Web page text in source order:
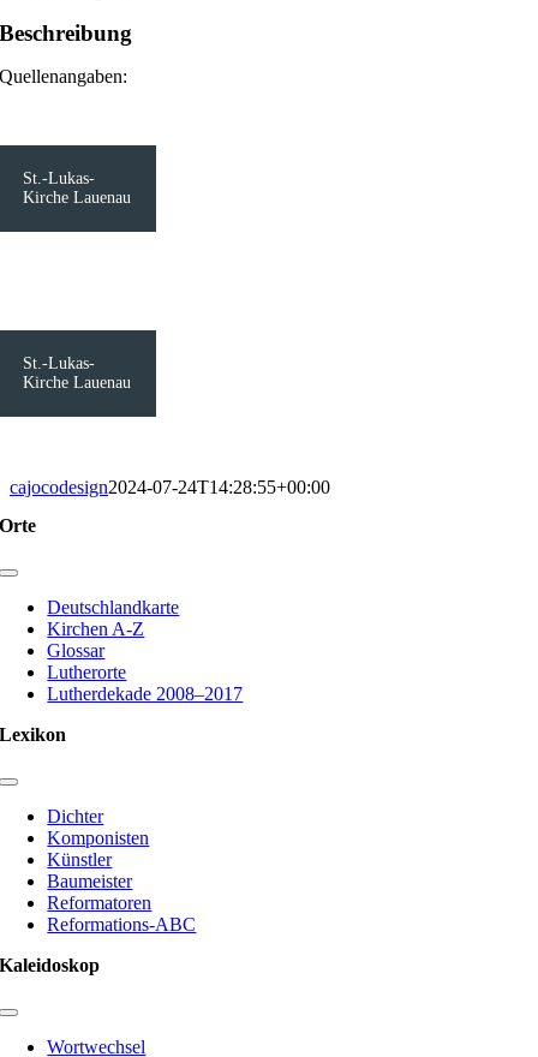
Beschreibung
Quellenangaben:
St.-Lukas-
Kirche Lauenau
St.-Lukas-
Kirche Lauenau
cajocodesign2024-07-24T14:28:55+00:00
Orte
Toggle
NavigationDeutschlandkarte
Kirchen A-Z
Glossar
Lutherorte
Lutherdekade 2008–2017
Lexikon
Toggle
Navigation
Dichter
Komponisten
Künstler
Baumeister
Reformatoren
Reformations-ABC
Kaleidoskop
Toggle
NavigationWortwechsel